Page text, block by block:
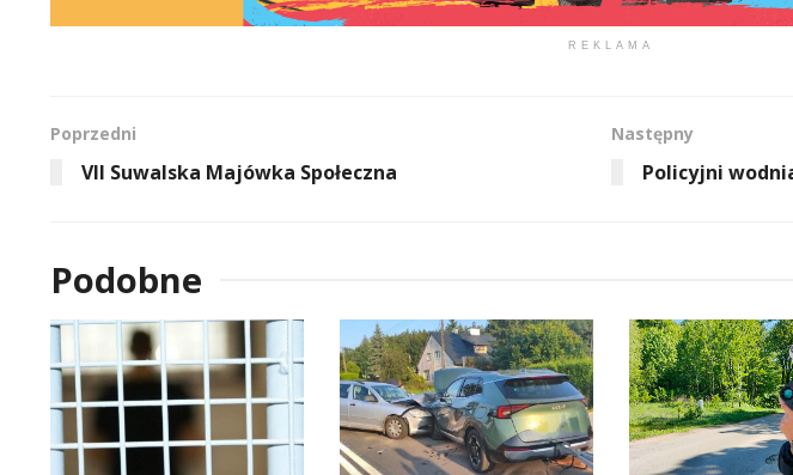
REKLAMA
Poprzedni
VII Suwalska Majówka Społeczna
Następny
Policyjni
Podobne